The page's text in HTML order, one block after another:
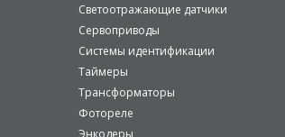
Светоотражающие датчики
Сервоприводы
Системы идентификации
Таймеры
Трансформаторы
Фотореле
Энкодеры